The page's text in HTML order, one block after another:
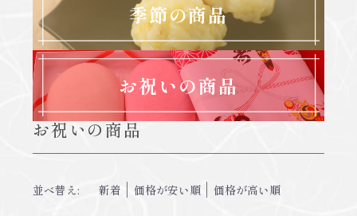
お祝いの商品
季節の商品
お祝いの商品
並べ替え: 新着 価格が安い順 価格が高い順